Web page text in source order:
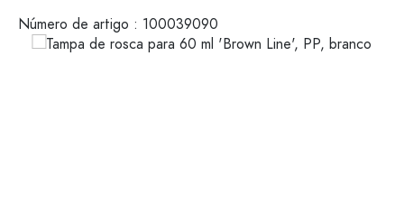
Número de artigo : 100039090